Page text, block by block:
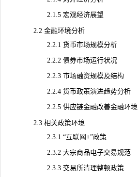
2.1.5 宏观经济展望
2.2 金融环境分析
2.2.1 货币市场规模分析
2.2.2 债券市场运行状况
2.2.3 市场融资规模及结构
2.2.4 货币政策演进趋势分析
2.2.5 供应链金融改善金融环境
2.3 相关政策环境
2.3.1 “互联网+”政策
2.3.2 大宗商品电子交易规范
2.3.3 交易所清理整顿政策